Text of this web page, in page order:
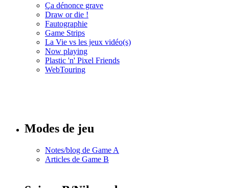
Ça dénonce grave
Draw or die !
Fautographie
Game Strips
La Vie vs les jeux vidéo(s)
Now playing
Plastic 'n' Pixel Friends
WebTouring
Modes de jeu
Notes/blog de Game A
Articles de Game B